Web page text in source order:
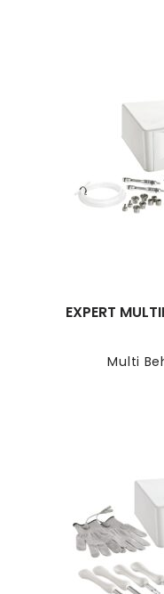
Multi
EXPERT